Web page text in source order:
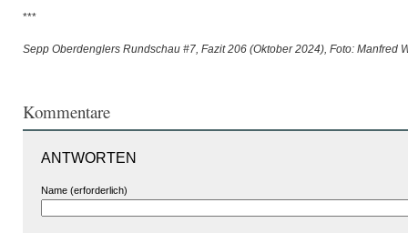
***
Sepp Oberdenglers Rundschau #7, Fazit 206 (Oktober 2024), Foto: Manfred
Kommentare
ANTWORTEN
Name (erforderlich)